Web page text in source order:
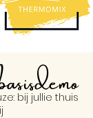
bij jullie thuis